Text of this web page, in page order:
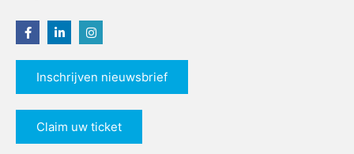
Inschrijven nieuwsbrief
Claim uw ticket